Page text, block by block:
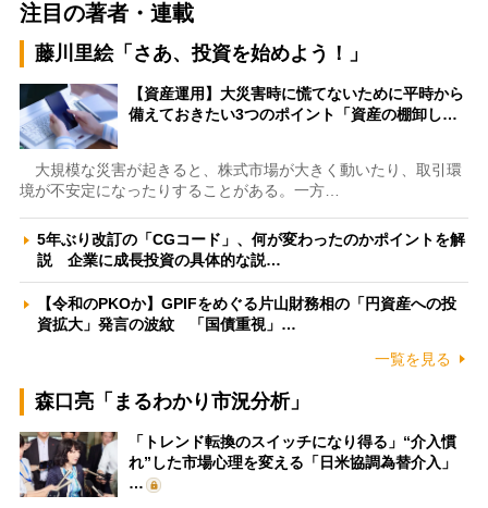
注目の著者・連載
藤川里絵「さあ、投資を始めよう！」
【資産運用】大災害時に慌てないために平時から
備えておきたい3つのポイント「資産の棚卸し…
大規模な災害が起きると、株式市場が大きく動いたり、取引環
境が不安定になったりすることがある。一方…
5年ぶり改訂の「CGコード」、何が変わったのかポイントを解
説 企業に成長投資の具体的な説…
【令和のPKOか】GPIFをめぐる片山財務相の「円資産への投
資拡大」発言の波紋 「国債重視」…
一覧を見る
森口亮「まるわかり市況分析」
「トレンド転換のスイッチになり得る」“介入慣
れ”した市場心理を変える「日米協調為替介入」
…